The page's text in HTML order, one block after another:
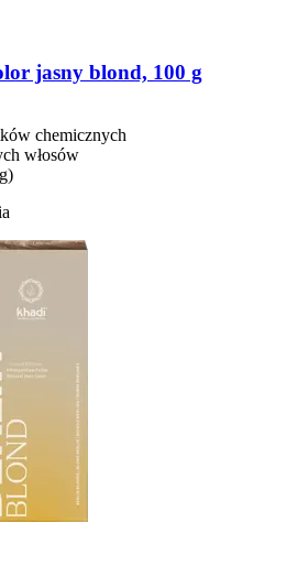
jasny blond, 100 g
chemicznych
włosów